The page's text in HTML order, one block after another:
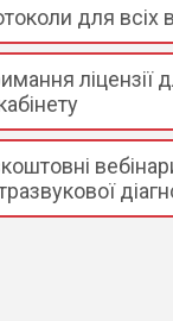
для всіх
ліцензії